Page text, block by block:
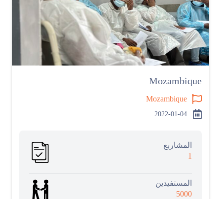
Mozambique
Mozambique
2022-01-04
المشاربع
1
المستفيدين
5000